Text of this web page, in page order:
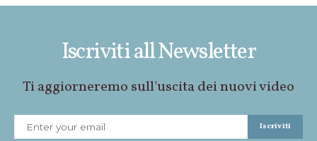
Iscriviti all Newsletter
Ti aggiorneremo sull'uscita dei nuovi video
Iscriviti